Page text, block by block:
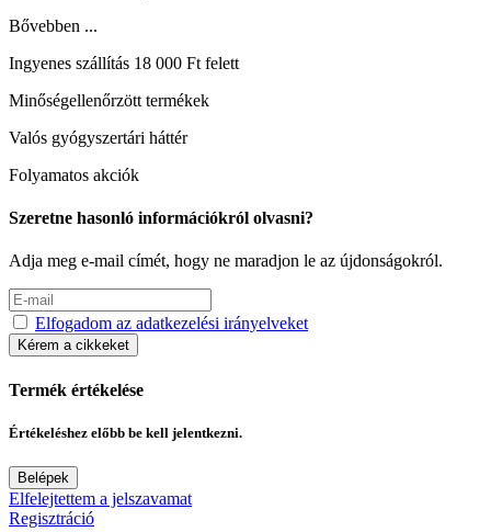
Bővebben ...
Ingyenes szállítás 18 000 Ft felett
Minőségellenőrzött termékek
Valós gyógyszertári háttér
Folyamatos akciók
Szeretne hasonló információkról olvasni?
Adja meg e-mail címét, hogy ne maradjon le az újdonságokról.
Elfogadom az adatkezelési irányelveket
Kérem a cikkeket
Termék értékelése
Értékeléshez előbb be kell jelentkezni.
Belépek
Elfelejtettem a jelszavamat
Regisztráció